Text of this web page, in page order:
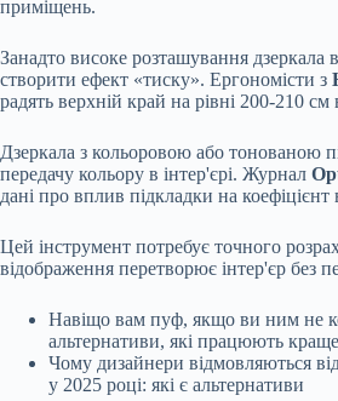
приміщень.
Занадто високе розташування дзеркала
створити ефект «тиску». Ергономісти з
радять верхній край на рівні 200-210 см
Дзеркала з кольоровою або тонованою
передачу кольору в інтер'єрі. Журнал
дані про вплив підкладки на коефіцієнт
Цей інструмент потребує точного
відображення перетворює інтер'єр без
Навіщо вам пуф, якщо ви ним не
альтернативи, які працюють
Чому дизайнери відмовляються
у 2025 році: які є альтернативи